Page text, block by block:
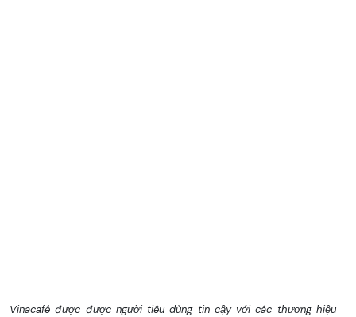
Vinacafé được được người tiêu dùng tin cậy với các thương hiệu